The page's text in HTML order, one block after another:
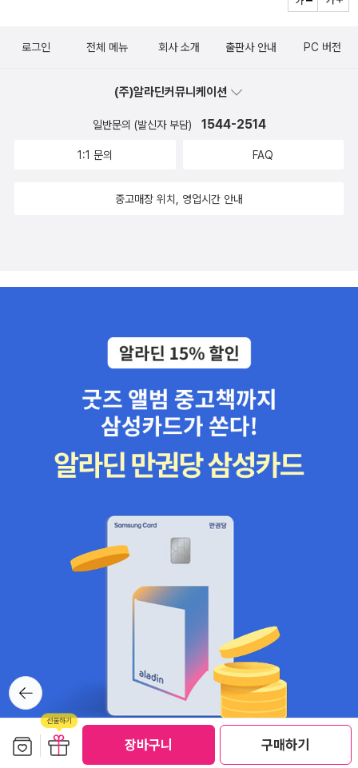
선물하기
장바구니 구매하기
뒤로가
기
로그인 전체 메뉴 회사 소개 출판사 안내 PC 버전
(주)알라딘커뮤니케이션
일반문의 (발신자 부담) 1544-2514
1:1 문의 FAQ
중고매장 위치, 영업시간 안내